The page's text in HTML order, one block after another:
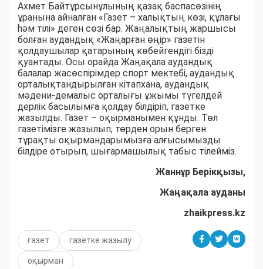
Ахмет Байтұрсынұлының қазақ баспасөзінің
ұранына айналған «Газет – халықтың көзі, құлағы
һәм тілі» деген сөзі бар. Жаңалықтың жаршысы
болған аудандық «Жаңарған өңір» газетін
қолдаушылар қатарының көбейгендігі бізді
қуантады. Осы орайда Жаңақала аудандық
балалар жасөспірімдер спорт мектебі, аудандық
орталықтандырылған кітапхана, аудандық
мәдени-демалыс орталығы ұжымы түгелдей
дерлік басылымға қолдау білдіріп, газетке
жазылды. Газет – оқырманымен құнды. Төл
газетімізге жазылып, төрден орын берген
тұрақты оқырмандарымызға алғысымызды
білдіре отырып, шығармашылық табыс тілейміз.
Жаннұр Берікқызы,
Жаңақала ауданы
zhaikpress.kz
газет газетке жазылу
оқырман